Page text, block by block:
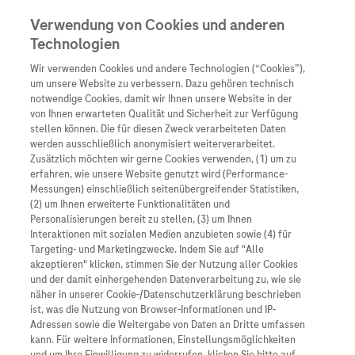
Unternehmen
Übersicht
Wer wir sind
Was uns antreibt
Unsere Standorte
Roche Stories
Events
Innovation
Übersicht
Forschung
Personalisierte
Digitalisierung
Blog Zukunftslabor
Übersicht
Unser Service für
Informationen zu
Diagnostik ist
Klinische Studien
Arzneimittel
Übersicht
Arzneimittel A-Z
Roche Pipeline
Roche Fachportal
Diagnostik
Kontakt
Presse
Karriere
Am 26. Mai 2017 ist die neue In-vitro-Diagnostika-
Verordnung (IVDR) in Kraft getreten, die die bestehende
In-vitro-Diagnostika-Richtlinie (IVDD) ersetzt.
Verwendung von Cookies und anderen
Technologien
Wir verwenden Cookies und andere Technologien (“Cookies”),
um unsere Website zu verbessern. Dazu gehören technisch
notwendige Cookies, damit wir Ihnen unsere Website in der
von Ihnen erwarteten Qualität und Sicherheit zur Verfügung
stellen können. Die für diesen Zweck verarbeiteten Daten
werden ausschließlich anonymisiert weiterverarbeitet.
Zusätzlich möchten wir gerne Cookies verwenden, (1) um zu
erfahren, wie unsere Website genutzt wird (Performance-
Messungen) einschließlich seitenübergreifender Statistiken,
(2) um Ihnen erweiterte Funktionalitäten und
Personalisierungen bereit zu stellen, (3) um Ihnen
Interaktionen mit sozialen Medien anzubieten sowie (4) für
Targeting- und Marketingzwecke. Indem Sie auf "Alle
akzeptieren" klicken, stimmen Sie der Nutzung aller Cookies
und der damit einhergehenden Datenverarbeitung zu, wie sie
näher in unserer Cookie-/Datenschutzerklärung beschrieben
ist, was die Nutzung von Browser-Informationen und IP-
Adressen sowie die Weitergabe von Daten an Dritte umfassen
kann. Für weitere Informationen, Einstellungsmöglichkeiten